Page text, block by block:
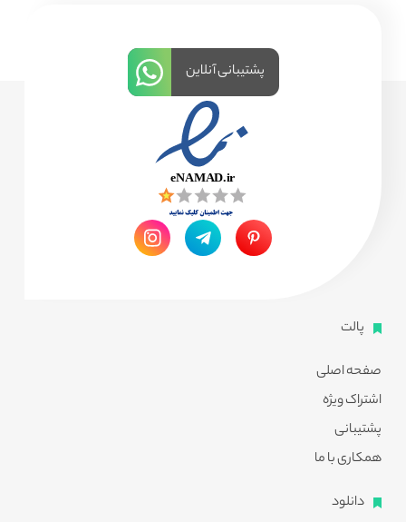
پالت
صفحه اصلی
اشتراک ویژه
پشتیبانی
همکاری با ما
دانلود
پشتیبانی آنلاین